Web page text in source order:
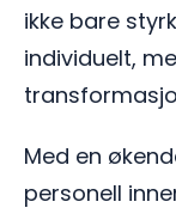
ikke bare
individuelt,
Med en
personell